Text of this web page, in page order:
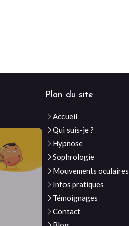
Plan du site
Accueil
Qui suis-je ?
Hypnose
Sophrologie
Mouvements oculaires
Infos pratiques
Témoignages
Contact